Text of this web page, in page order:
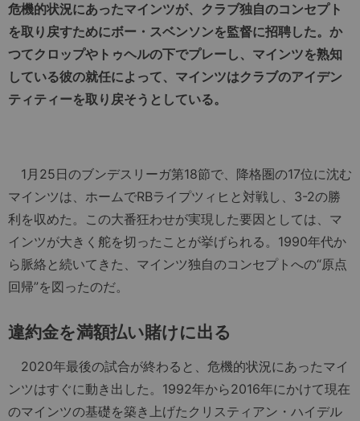
危機的状況にあったマインツが、クラブ独自のコンセプト
を取り戻すためにボー・スベンソンを監督に招聘した。か
つてクロップやトゥヘルの下でプレーし、マインツを熟知
している彼の就任によって、マインツはクラブのアイデン
ティティーを取り戻そうとしている。
1月25日のブンデスリーガ第18節で、降格圏の17位に沈む
マインツは、ホームでRBライプツィヒと対戦し、3-2の勝
利を収めた。この大番狂わせが実現した要因としては、マ
インツが大きく舵を切ったことが挙げられる。1990年代か
ら脈絡と続いてきた、マインツ独自のコンセプトへの“原点
回帰”を図ったのだ。
違約金を満額払い賭けに出る
2020年最後の試合が終わると、危機的状況にあったマイ
ンツはすぐに動き出した。1992年から2016年にかけて現在
のマインツの基礎を築き上げたクリスティアン・ハイデル